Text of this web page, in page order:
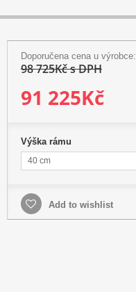
Doporučena cena u výrobce:
98 725Kč s DPH
91 225Kč
Výška rámu
40 cm
Add to wishlist